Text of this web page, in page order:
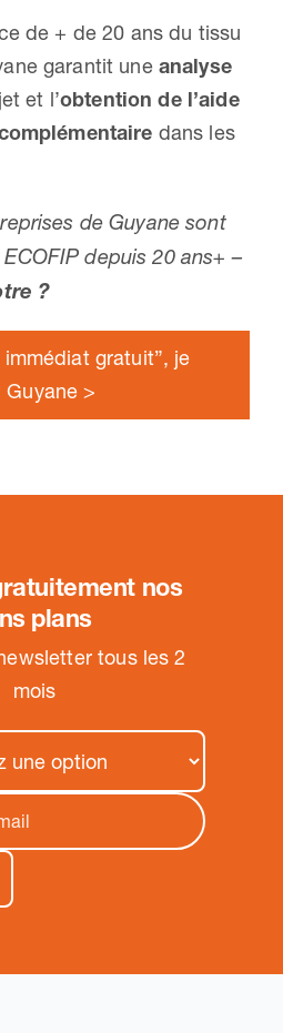
de + de 20 ans du tissu
garantit une analyse
et l’obtention de l’aide
dans les
de Guyane sont
depuis 20 ans+ –
?
gratuit”, je
>
nos
plans
tous les 2
mois